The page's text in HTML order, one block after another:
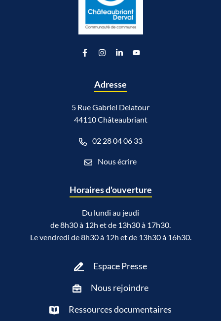
Lien vers le compte Facebook
Lien vers le compte Instagram
Lien vers le compte Linkedin
Lien vers la chaîne
Adresse
5 Rue Gabriel Delatour
44110 Châteaubriant
02 28 04 06 33
Nous écrire
Horaires d'ouverture
Du lundi au jeudi
de 8h30 à 12h et de 13h30 à 17h30.
Le vendredi de 8h30 à 12h et de 13h30 à 16h30.
Espace Presse
Nous rejoindre
Ressources documentaires